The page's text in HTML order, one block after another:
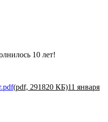
10 лет!
(pdf, 291820 КБ)11 января